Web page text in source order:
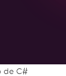
de C#